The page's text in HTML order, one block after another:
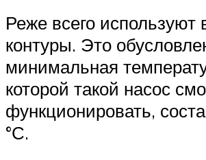
Реже всего
контуры. Это
минимальная
которой такой насос
функционировать,
°С.